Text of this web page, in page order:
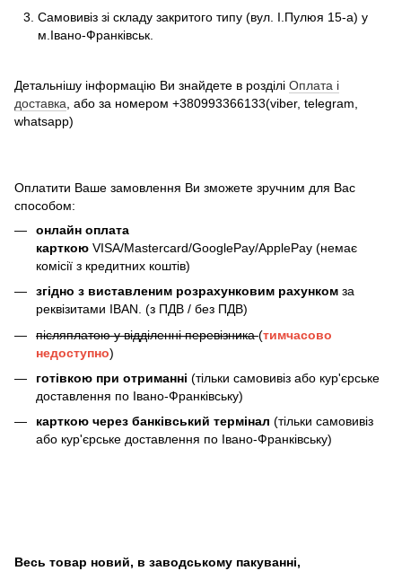
Самовивіз зі складу закритого типу (вул. І.Пулюя 15-а) у
м.Івано-Франківськ.
Детальнішу інформацію Ви знайдете в розділі Оплата і
доставка , або за номером +380993366133(viber, telegram,
whatsapp)
Оплатити Ваше замовлення Ви зможете зручним для Вас
способом:
онлайн оплата
карткою VISA/Mastercard/GooglePay/ApplePay (немає
комісії з кредитних коштів)
згідно з виставленим розрахунковим рахунком за
реквізитами IBAN. (з ПДВ / без ПДВ)
післяплатою у відділенні перевізника(тимчасово
недоступно)
готівкою при отриманні (тільки самовивіз або кур'єрське
доставлення по Івано-Франківську)
карткою через банківський термінал (тільки самовивіз
або кур'єрське доставлення по Івано-Франківську)
Весь товар новий, в заводському пакуванні,